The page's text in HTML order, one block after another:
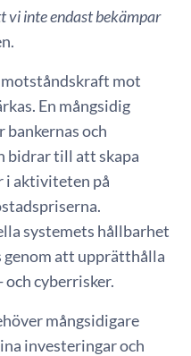
vi inte endast bekämpar
motståndskraft mot
En mångsidig
och
bidrar till att skapa
i aktiviteten på
systemets hållbarhet
genom att upprätthålla
cyberrisker.
mångsidigare
investeringar och